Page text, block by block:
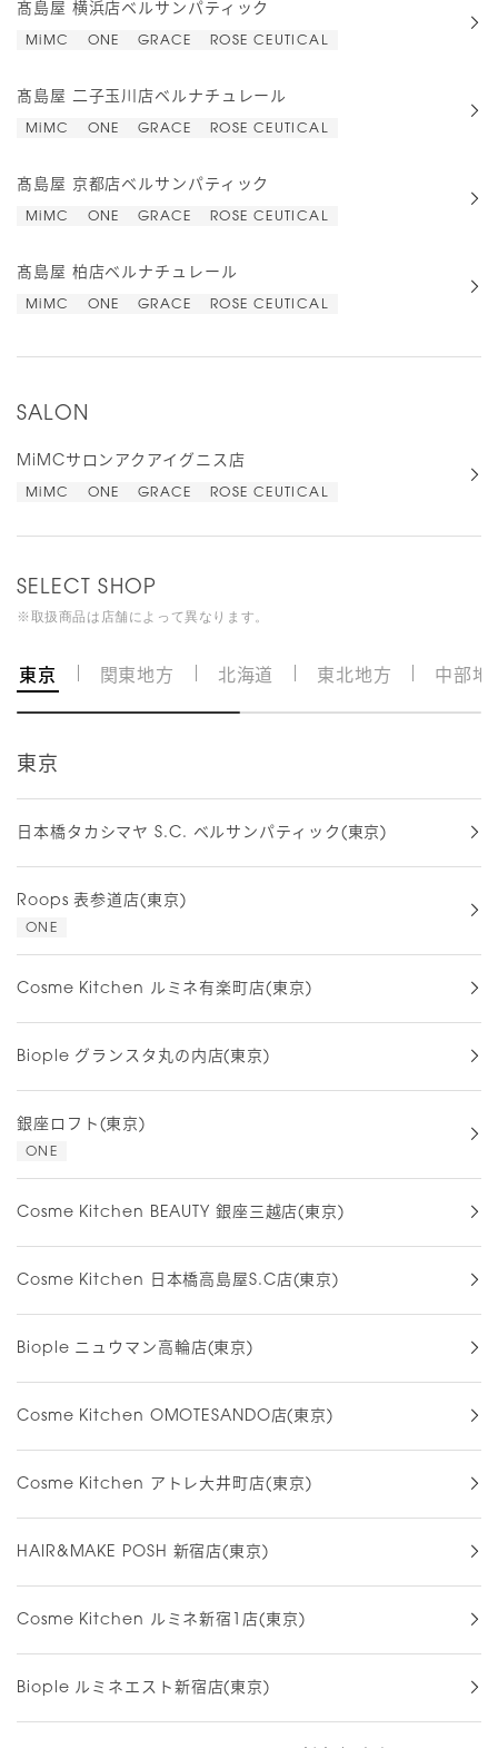
髙島屋 横浜店ベルサンパティック
MiMC ONE GRACE ROSE CEUTICAL
髙島屋 二子玉川店ベルナチュレール
MiMC ONE GRACE ROSE CEUTICAL
髙島屋 京都店ベルサンパティック
MiMC ONE GRACE ROSE CEUTICAL
髙島屋 柏店ベルナチュレール
MiMC ONE GRACE ROSE CEUTICAL
SALON
MiMCサロンアクアイグニス店
MiMC ONE GRACE ROSE CEUTICAL
SELECT SHOP
※取扱商品は店舗によって異なります。
東京 関東地方 北海道 東北地方 中部地
東京
日本橋タカシマヤ S.C. ベルサンパティック(東京)
Roops 表参道店(東京)
ONE
Cosme Kitchen ルミネ有楽町店(東京)
Biople グランスタ丸の内店(東京)
銀座ロフト(東京)
ONE
Cosme Kitchen BEAUTY 銀座三越店(東京)
Cosme Kitchen 日本橋高島屋S.C店(東京)
Biople ニュウマン高輪店(東京)
Cosme Kitchen OMOTESANDO店(東京)
Cosme Kitchen アトレ大井町店(東京)
HAIR&MAKE POSH 新宿店(東京)
Cosme Kitchen ルミネ新宿1店(東京)
Biople ルミネエスト新宿店(東京)